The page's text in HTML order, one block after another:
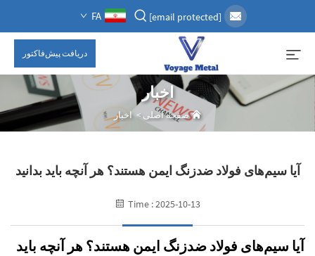
[email protected]
FA
دریافت پیش‌فاکتور
اخبار
صفحه اصلی >اخبار
آیا سیم‌های فولاد ضدزنگ ایمن هستند؟ هر آنچه باید بدانید
Time : 2025-10-13
آیا سیم‌های فولاد ضدزنگ ایمن هستند؟ هر آنچه باید